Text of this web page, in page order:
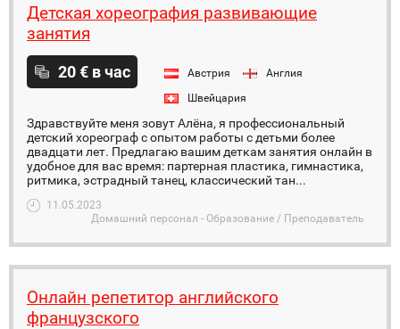
Детская хореография развивающие
занятия
20 € в час Австрия
Англия
Швейцария
Здравствуйте меня зовут Алёна, я профессиональный
детский хореограф с опытом работы с детьми более
двадцати лет. Предлагаю вашим деткам занятия онлайн в
удобное для вас время: партерная пластика, гимнастика,
ритмика, эстрадный танец, классический тан...
11.05.2023
Домашний персонал - Образование / Преподаватель
Онлайн репетитор английского
французского